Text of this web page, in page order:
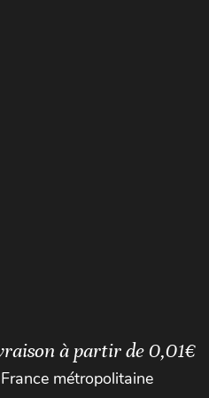
à partir de 0,01€
métropolitaine